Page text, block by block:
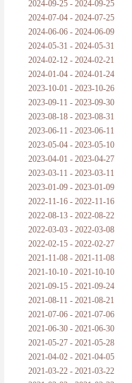
2024-09-25 - 2024-09-25
2024-07-04 - 2024-07-25
2024-06-06 - 2024-06-09
2024-05-31 - 2024-05-31
2024-02-12 - 2024-02-21
2024-01-04 - 2024-01-24
2023-10-01 - 2023-10-26
2023-09-11 - 2023-09-30
2023-08-18 - 2023-08-31
2023-06-11 - 2023-06-11
2023-05-04 - 2023-05-10
2023-04-01 - 2023-04-27
2023-03-11 - 2023-03-11
2023-01-09 - 2023-01-09
2022-11-16 - 2022-11-16
2022-08-13 - 2022-08-22
2022-03-03 - 2022-03-08
2022-02-15 - 2022-02-27
2021-11-08 - 2021-11-08
2021-10-10 - 2021-10-10
2021-09-15 - 2021-09-24
2021-08-11 - 2021-08-21
2021-07-06 - 2021-07-06
2021-06-30 - 2021-06-30
2021-05-27 - 2021-05-28
2021-04-02 - 2021-04-05
2021-03-22 - 2021-03-22